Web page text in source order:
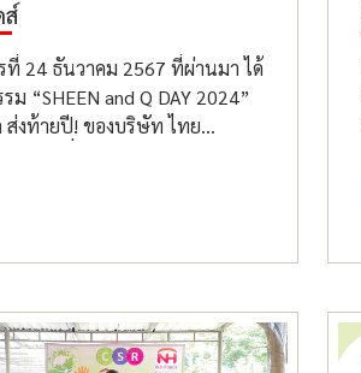
ที่ 24 ธันวาคม 2567 ที่ผ่านมา ได้
ม “SHEEN and Q DAY 2024”
ส่งท้ายปี! ของบริษัท ไทย